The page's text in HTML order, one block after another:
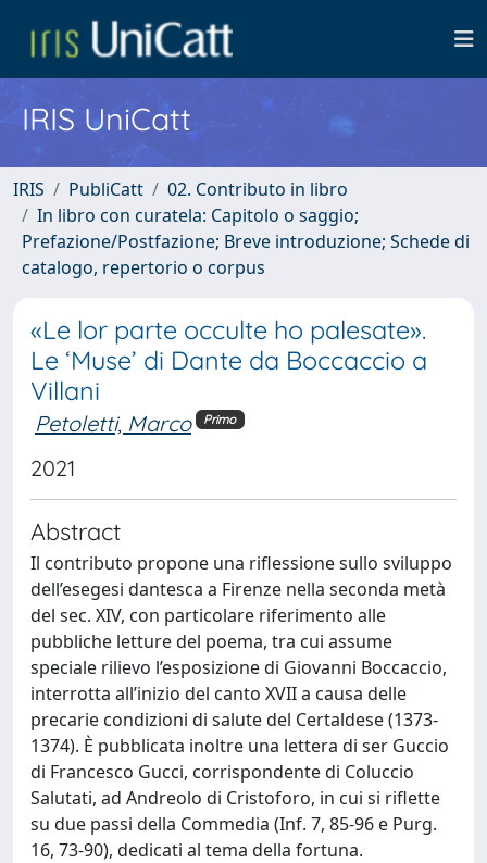
IRIS UniCatt
IRIS PubliCatt
02. Contributo in libro
In libro con curatela: Capitolo o saggio;
Prefazione/Postfazione; Breve introduzione; Schede di
catalogo, repertorio o corpus
«Le lor parte occulte ho palesate».
Le ‘Muse’ di Dante da Boccaccio a
Villani
Petoletti, Marco Primo
2021
Abstract
Il contributo propone una riflessione sullo sviluppo
dell’esegesi dantesca a Firenze nella seconda metà
del sec. XIV, con particolare riferimento alle
pubbliche letture del poema, tra cui assume
speciale rilievo l’esposizione di Giovanni Boccaccio,
interrotta all’inizio del canto XVII a causa delle
precarie condizioni di salute del Certaldese (1373-
1374). È pubblicata inoltre una lettera di ser Guccio
di Francesco Gucci, corrispondente di Coluccio
Salutati, ad Andreolo di Cristoforo, in cui si riflette
su due passi della Commedia (Inf. 7, 85-96 e Purg.
16, 73-90), dedicati al tema della fortuna.